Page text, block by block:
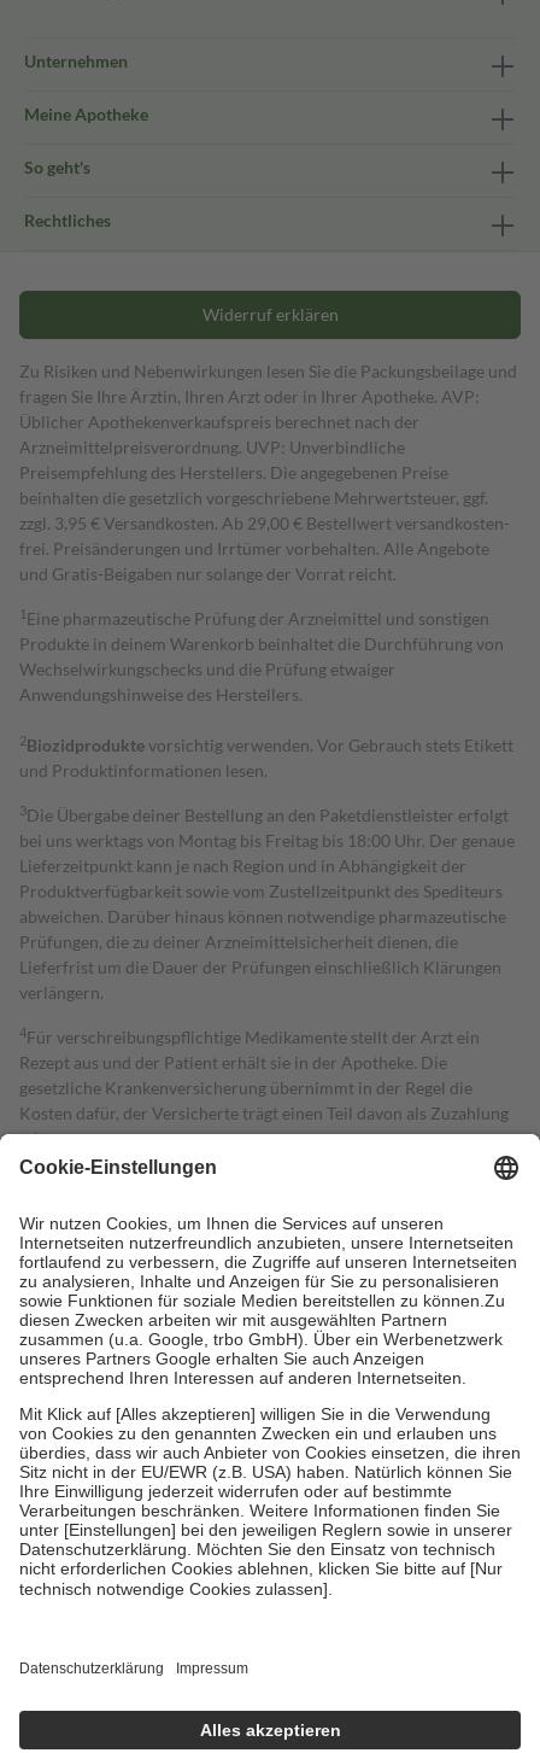
Unternehmen
Meine Apotheke
So geht's
Rechtliches
Widerruf erklären
Zu Risiken und Nebenwirkungen lesen Sie die Packungsbeilage und
fragen Sie Ihre Ärztin, Ihren Arzt oder in Ihrer Apotheke. AVP:
Üblicher Apothekenverkaufspreis berechnet nach der
Arzneimittelpreisverordnung. UVP: Unverbindliche
Preisempfehlung des Herstellers. Die angegebenen Preise
beinhalten die gesetzlich vorgeschriebene Mehrwertsteuer, ggf.
zzgl. 3,95 € Versandkosten. Ab 29,00 € Bestell­wert versand­kosten­
frei. Preisänderungen und Irrtümer vorbehalten. Alle Angebote
und Gratis-Beigaben nur solange der Vorrat reicht.
1 Eine pharmazeutische Prüfung der Arzneimittel und sonstigen
Produkte in deinem Warenkorb beinhaltet die Durchführung von
Wechselwirkungschecks und die Prüfung etwaiger
Anwendungshinweise des Herstellers.
2Biozidproduktevorsichtig verwenden. Vor Gebrauch stets Etikett
und Produktinformationen lesen.
3Die Übergabe deiner Bestellung an den Paketdienstleister erfolgt
bei uns werktags von Montag bis Freitag bis 18:00 Uhr. Der genaue
Lieferzeitpunkt kann je nach Region und in Abhängigkeit der
Produktverfügbarkeit sowie vom Zustellzeitpunkt des Spediteurs
abweichen. Darüber hinaus können notwendige pharmazeutische
Prüfungen, die zu deiner Arzneimittelsicherheit dienen, die
Lieferfrist um die Dauer der Prüfungen einschließlich Klärungen
verlängern.
4Für verschreibungspflichtige Medikamente stellt der Arzt ein
Rezept aus und der Patient erhält sie in der Apotheke. Die
gesetzliche Krankenversicherung übernimmt in der Regel die
Kosten dafür, der Versicherte trägt einen Teil davon als Zuzahlung
mit.
Grundsätzlich leisten Mitglieder Zuzahlungen in Höhe von zehn
höchstens zehn Euro.
Es sind jedoch nie mehr als die tatsächlichen
Kosten der Leistung zu entrichten.
Diese Regeln gelten grundsätzlich auch für Online-Apotheken.
Bei Heilmitteln und häuslicher Krankenpflege beträgt die
Zuzahlung zehn Prozent der Kosten sowie zehn Euro je
Verordnung.
Um das Engagement der Versicherten für ihre eigene Gesundheit zu
stärken und die besondere Stellung der Familie zu unterstützen,
fallenkeine Zuzahlungenan bei:
• Kindern und Jugendlichen bis zum vollendeten 18. Lebensjahr
mit Ausnahme der Fahrkosten
• Untersuchungen zur Vorsorge und Früherkennung, die von der
GKV getragen werden
• empfohlenen Schutzimpfungen
• Harn- und Blutteststreifen
getroffen, um sicherzustellen, dass es sich um echte Bewertungen
https://help.etrusted.com/hc/de/articles/4419944605341